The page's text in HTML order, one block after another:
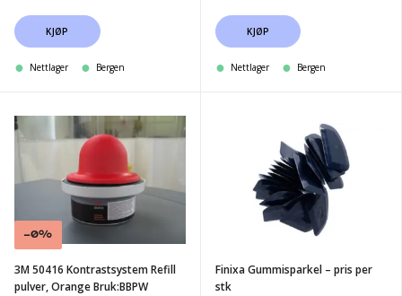
KJØP
Nettlager Bergen
KJØP
Nettlager Bergen
3M
50416
Kontrastsystem
Refill
Orange
Bruk:BBPW
-0%
3M 50416 Kontrastsystem Refill
pulver, Orange Bruk:BBPW
Gummisparkel
Finixa Gummisparkel – pris per
stk